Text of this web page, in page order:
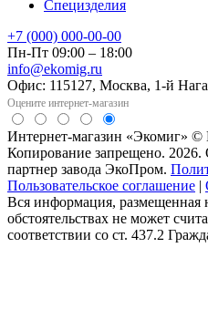
Специзделия
+7 (000) 000-00-00
Пн-Пт 09:00 – 18:00
info@ekomig.ru
Офис: 115127, Москва, 1-й
Оцените интернет-магазин
Интернет-магазин «Экомиг»
Копирование запрещено.
партнер завода ЭкоПром.
Пользовательское соглашение |
Вся информация, размещенная
обстоятельствах не может
соответствии со ст. 437.2